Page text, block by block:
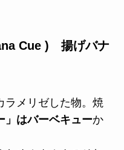
Cue ) 揚げバナ
メリゼした物。焼
」はバーベキューか